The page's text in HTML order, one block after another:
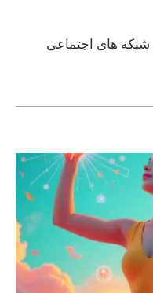
شبکه های اجتماعی